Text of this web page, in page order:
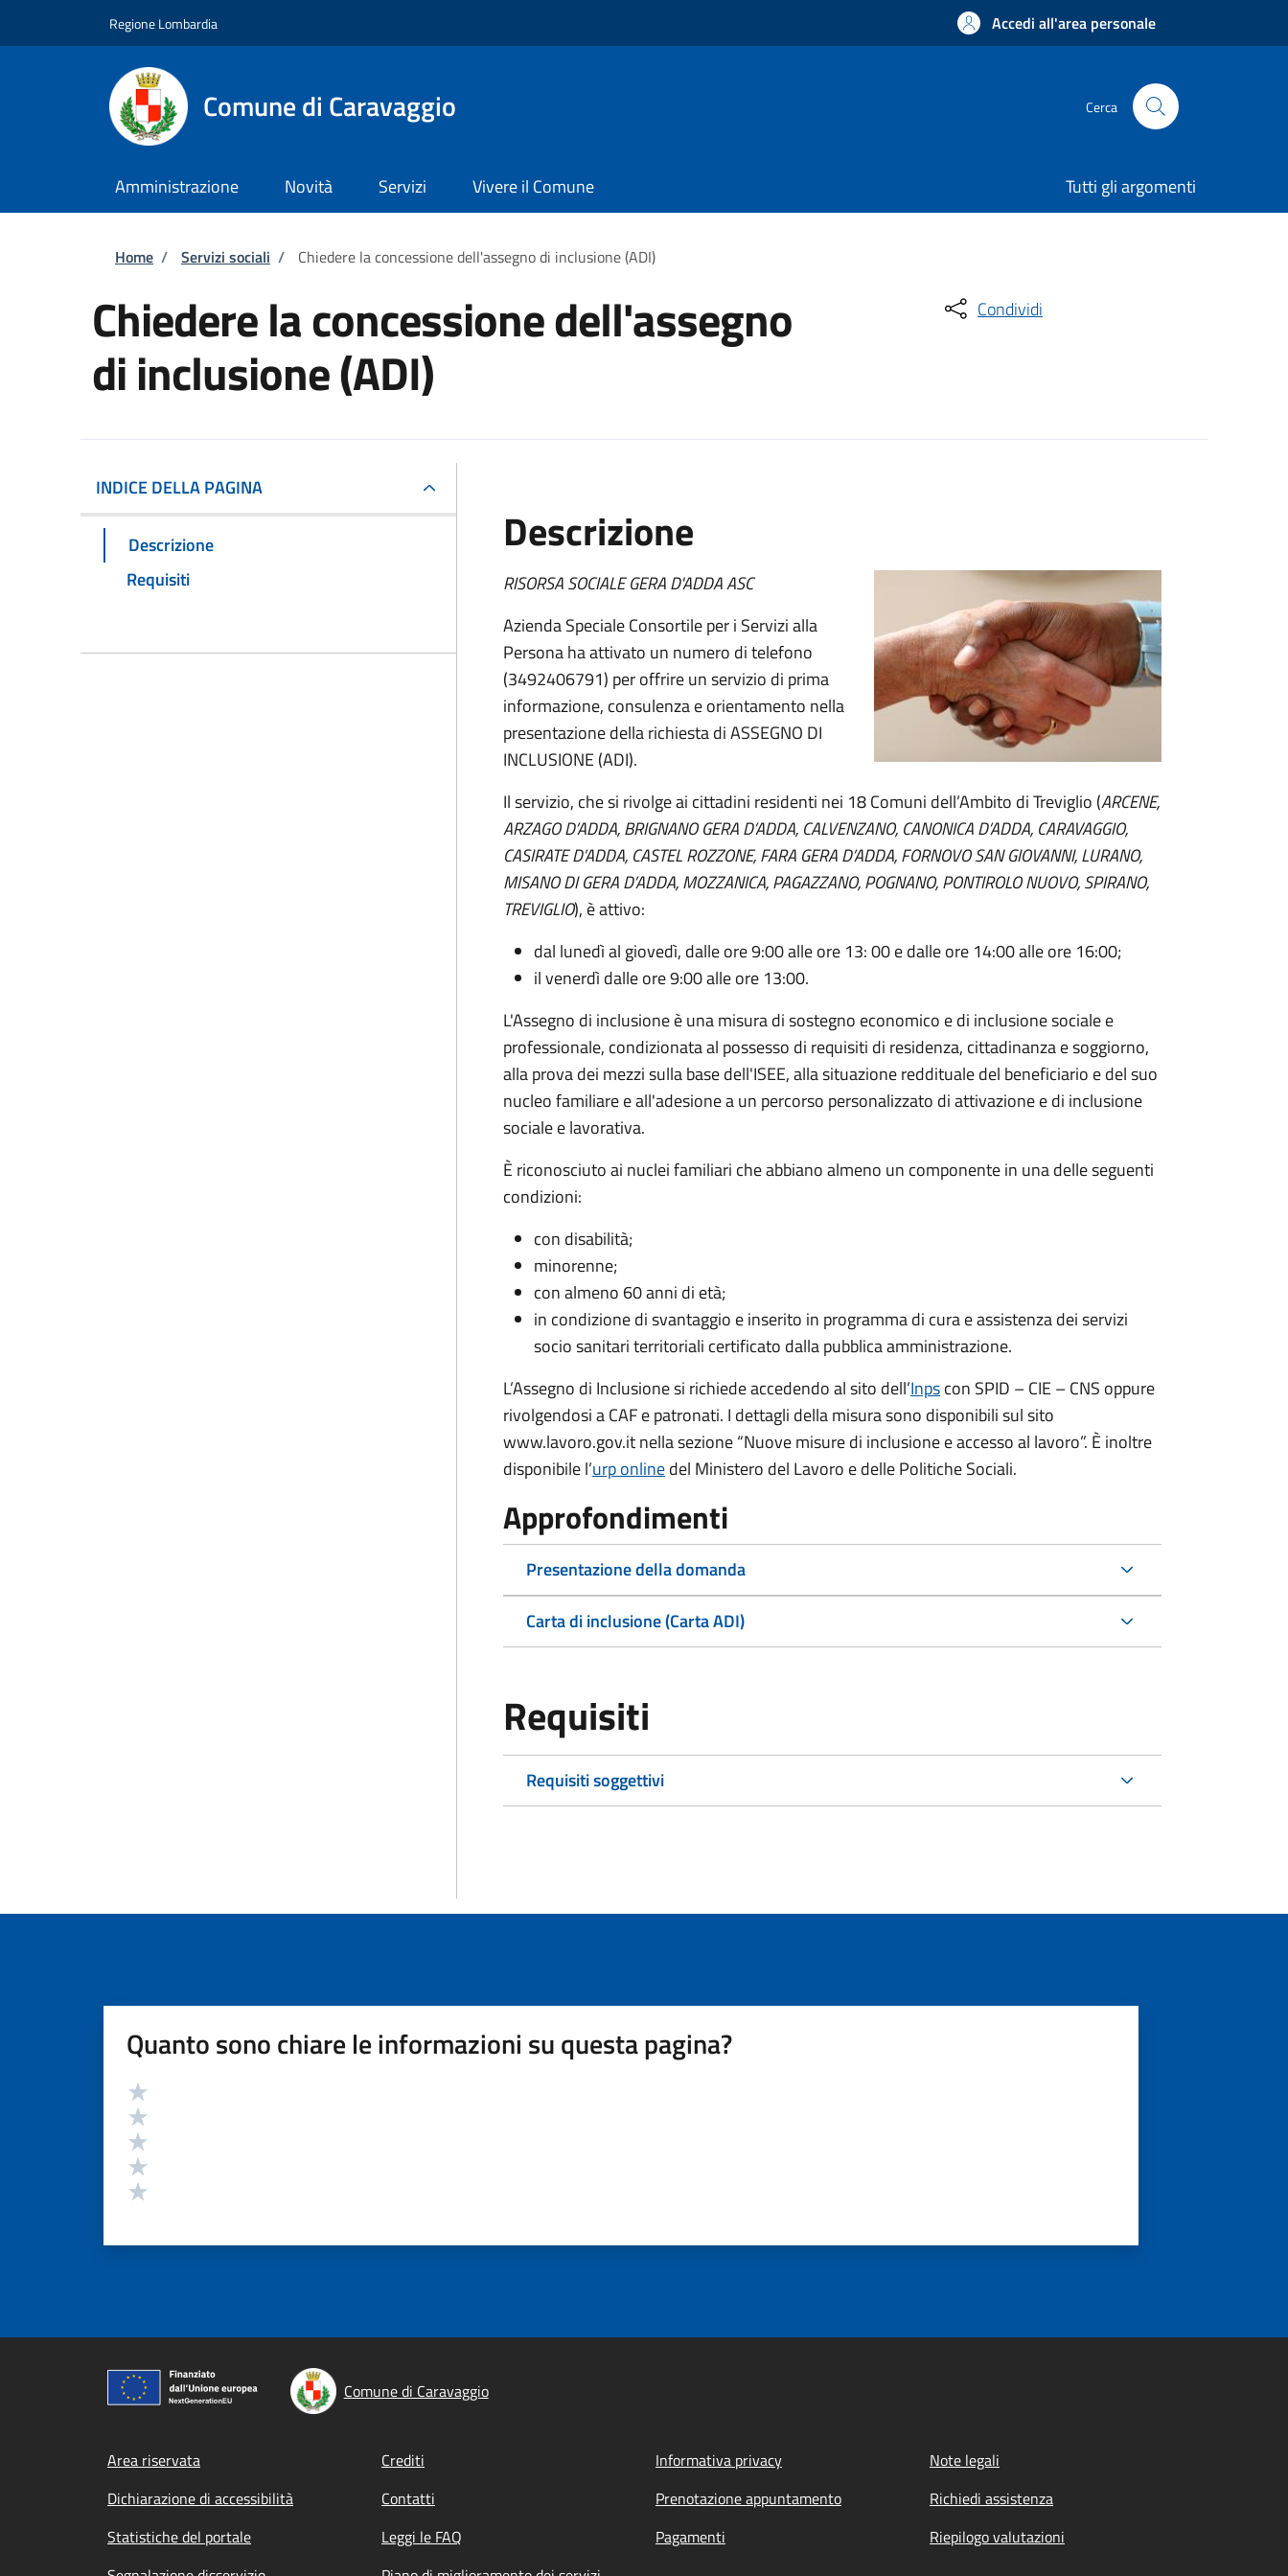
Regione Lombardia Accedi all'area personale
Comune di Caravaggio Cerca
Amministrazione Novità Servizi Vivere il Comune Tutti gli argomenti
Briciole di pane
Home / Servizi sociali / Chiedere la concessione dell'assegno di inclusione (ADI)
Chiedere la concessione dell'assegno
di inclusione (ADI)
Condividi
INDICE DELLA PAGINA
Descrizione
Requisiti
Descrizione
RISORSA SOCIALE GERA D'ADDA ASC
Azienda Speciale Consortile per i Servizi alla
Persona ha attivato un numero di telefono
(3492406791) per offrire un servizio di prima
informazione, consulenza e orientamento nella
presentazione della richiesta di ASSEGNO DI
INCLUSIONE (ADI).
Il servizio, che si rivolge ai cittadini residenti nei 18 Comuni dell’Ambito di Treviglio (ARCENE,
ARZAGO D’ADDA, BRIGNANO GERA D’ADDA, CALVENZANO, CANONICA D’ADDA, CARAVAGGIO,
CASIRATE D’ADDA, CASTEL ROZZONE, FARA GERA D’ADDA, FORNOVO SAN GIOVANNI, LURANO,
MISANO DI GERA D’ADDA, MOZZANICA, PAGAZZANO, POGNANO, PONTIROLO NUOVO, SPIRANO,
TREVIGLIO), è attivo:
dal lunedì al giovedì, dalle ore 9:00 alle ore 13: 00 e dalle ore 14:00 alle ore 16:00;
il venerdì dalle ore 9:00 alle ore 13:00.
L'Assegno di inclusione è una misura di sostegno economico e di inclusione sociale e
professionale, condizionata al possesso di requisiti di residenza, cittadinanza e soggiorno,
alla prova dei mezzi sulla base dell'ISEE, alla situazione reddituale del beneficiario e del suo
nucleo familiare e all'adesione a un percorso personalizzato di attivazione e di inclusione
sociale e lavorativa.
È riconosciuto ai nuclei familiari che abbiano almeno un componente in una delle seguenti
condizioni:
con disabilità;
minorenne;
con almeno 60 anni di età;
in condizione di svantaggio e inserito in programma di cura e assistenza dei servizi
socio sanitari territoriali certificato dalla pubblica amministrazione.
L’Assegno di Inclusione si richiede accedendo al sito dell’Inpscon SPID – CIE – CNS oppure
rivolgendosi a CAF e patronati. I dettagli della misura sono disponibili sul sito
www.lavoro.gov.it nella sezione “Nuove misure di inclusione e accesso al lavoro”. È inoltre
disponibile l’urp onlinedel Ministero del Lavoro e delle Politiche Sociali.
Approfondimenti
Presentazione della domanda
Carta di inclusione (Carta ADI)
Requisiti
Requisiti soggettivi
Quanto sono chiare le informazioni su questa pagina?
Valutazione
Comune di Caravaggio
Footer menu
Area riservata Crediti Informativa privacy
Note legali
Dichiarazione di accessibilità
Contatti Prenotazione appuntamento
Richiedi assistenza
Statistiche del portale
Leggi le FAQ Pagamenti
Riepilogo valutazioni